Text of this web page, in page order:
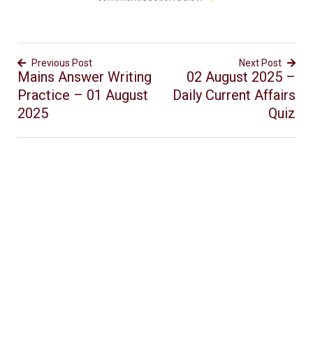
Previous Post
Mains Answer Writing
Practice – 01 August
2025
Next Post
02 August 2025 –
Daily Current Affairs
Quiz